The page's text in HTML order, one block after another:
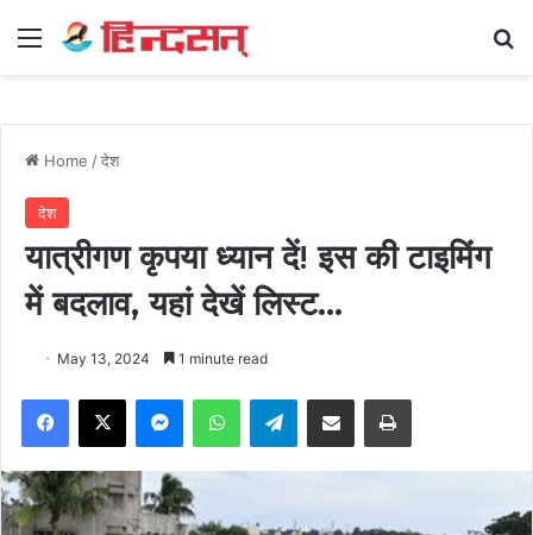
Menu
Home /देश
देश
यात्रीगण कृपया ध्यान दें! इस की टाइमिंग
में बदलाव, यहां देखें लिस्ट…
May 13, 2024 1 minute read
Facebook
X MessengerWhatsAppTelegramShare via Email Print